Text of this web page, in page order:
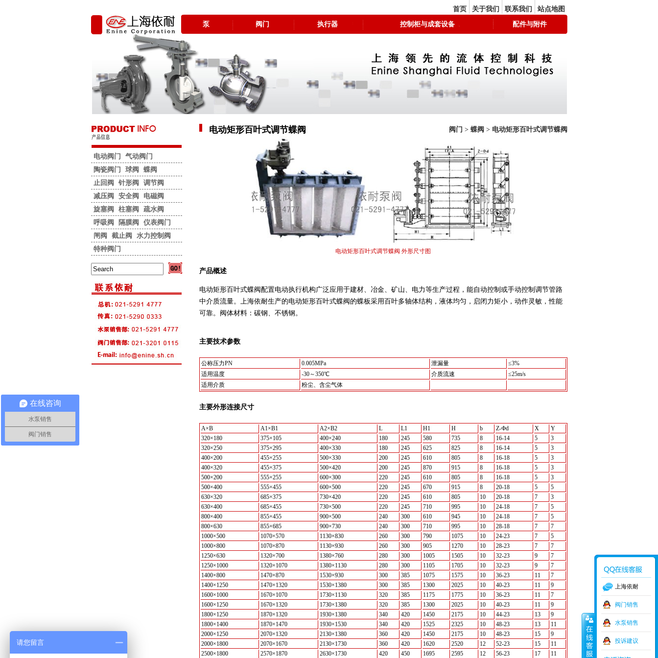
首页 关于我们 联系我们 站点地图
泵 阀门 执行器 控制柜与成套设备 配件与附件
阀门 > 蝶阀 > 电动矩形百叶式调节蝶阀
电动矩形百叶式调节蝶阀
电动矩形百叶式调节蝶阀 外形尺寸图
产品概述
电动矩形百叶式蝶阀配置电动执行机构广泛应用于建材、冶金、矿山、电力等生产过程，能自动控制或手动控制调节管路
中介质流量。上海依耐生产的电动矩形百叶式蝶阀的蝶板采用百叶多轴体结构，液体均匀，启闭力矩小，动作灵敏，性能
可靠。阀体材料：碳钢、不锈钢。
主要技术参数
公称压力PN 0.005MPa 泄漏量
≤3%
适用温度
-30～350℃ 介质流速
≤25m/s
适用介质
粉尘、含尘气体
主要外形连接尺寸
A×B A1×B1 A2×B2 L L1 H1 H b Z-Фd X
Y
320×180
375×105 400×240 180 245 580 735 8 16-14 5
3
320×250
375×295 400×330 180 245 625 825 8 16-14 5
3
400×200
455×255 500×330 200 245 610 805 8 16-18 5
3
400×320
455×375 500×420 200 245 870 915 8 16-18 5
3
500×200
555×255 600×300 220 245 610 805 8 16-18 5
3
500×400
555×455 600×500 220 245 670 915 8 20-18 5
5
630×320
685×375 730×420 220 245 610 805 10 20-18 7
3
630×400
685×455 730×500 220 245 710 995 10 24-18 7
5
800×400
855×455 900×500 240 300 610 945 10 24-18 7
5
800×630
855×685 900×730 240 300 710 995 10 28-18 7
7
1000×500
1070×570 1130×830 260 300 790 1075 10 24-23 7
5
1000×800
1070×870 1130×930 260 300 905 1270 10 28-23 7
7
1250×630
1320×700 1380×760 280 300 1005 1505 10 32-23 9
7
1250×1000
1320×1070 1380×1130 280 300 1105 1705 10 32-23 9
7
1400×800
1470×870 1530×930 300 385 1075 1575 10 36-23 11
7
1400×1250
1470×1320 1530×1380 300 385 1300 2025 10 40-23 11
9
1600×1000
1670×1070 1730×1130 320 385 1175 1775 10 36-23 11
7
1600×1250
1670×1320 1730×1380 320 385 1300 2025 10 40-23 11
9
1800×1250
1870×1320 1930×1380 340 420 1450 2175 10 44-23 13
9
1800×1400
1870×1470 1930×1530 340 420 1525 2325 10 48-23 13
11
2000×1250
2070×1320 2130×1380 360 420 1450 2175 10 48-23 15
9
2000×1800
2070×1670 2130×1730 360 420 1620 2520 12 52-23 15
11
2500×1800
2570×1870 2630×1730 420 450 1695 2595 12 56-23 17 11
电动阀门
气动阀门
陶瓷阀门
球阀
蝶阀
止回阀
针形阀
调节阀
减压阀
安全阀
电磁阀
旋塞阀
柱塞阀
疏水阀
呼吸阀
隔膜阀
仪表阀门
闸阀
截止阀
水力控制阀
特种阀门
上海依耐
阀门销售
水泵销售
投诉建议
在线咨询
水泵销售
阀门销售
请您留言